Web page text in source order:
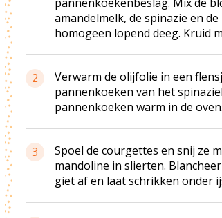
amandelmelk, de spinazie en
homogeen lopend deeg. Kruid
2
Verwarm de olijfolie in een
pannenkoeken van het
pannenkoeken warm in de oven.
3
Spoel de courgettes en snij ze
mandoline in slierten.
giet af en laat schrikken onder